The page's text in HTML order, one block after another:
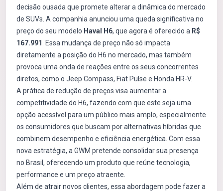
decisão ousada que promete alterar a dinâmica do mercado
de SUVs. A companhia anunciou uma queda significativa no
preço do seu modelo Haval H6, que agora é oferecido a R$
167.991
. Essa mudança de preço não só impacta
diretamente a posição do H6 no mercado, mas também
provoca uma onda de reações entre os seus concorrentes
diretos, como o Jeep Compass, Fiat Pulse e Honda HR-V.
A prática de redução de preços visa aumentar a
competitividade do H6, fazendo com que este seja uma
opção acessível para um público mais amplo, especialmente
os consumidores que buscam por alternativas híbridas que
combinem desempenho e eficiência energética. Com essa
nova estratégia, a GWM pretende consolidar sua presença
no Brasil, oferecendo um produto que reúne tecnologia,
performance e um preço atraente.
Além de atrair novos clientes, essa abordagem pode fazer a